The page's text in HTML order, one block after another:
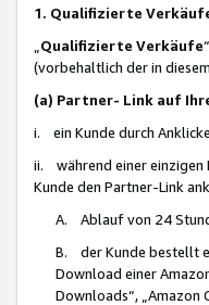
1. Qualifizierte
Qualifizierte Verkäufe
(vorbehaltlich der in
(a) Partner- Link auf
i. ein Kunde durch
ii. während einer einzigen
Kunde den Partner-Link
A. Ablauf von 24
B. der Kunde bestellt
Download einer
Downloads“, „Amazon